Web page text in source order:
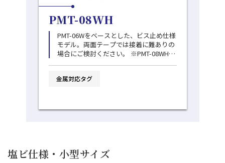
PMT-08WH
PMT-06Wをベースとした、ビス止め仕様
モデル。両面テープでは接着に難ありの
場合にご検討ください。 ※PMT-08WH
金属対応タグ
塩ビ仕様・小型サイズ